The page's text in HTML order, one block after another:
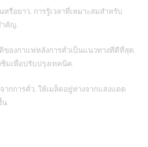
หรือยาว, การรู้เวลาที่เหมาะสมสำหรับ
ำคัญ.
ของกาแฟหลังการคั่วเป็นแนวทางที่ดีที่สุด.
มเพื่อปรับปรุงเทคนิค.
ากการคั่ว, ให้เมล็ดอยู่ห่างจากแสงแดด
น